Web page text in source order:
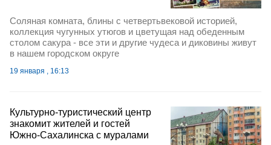
Соляная комната, блины с четвертьвековой историей,
коллекция чугунных утюгов и цветущая над обеденным
столом сакура - все эти и другие чудеса и диковины живут
в нашем городском округе
19 января , 16:13
Культурно-туристический центр
знакомит жителей и гостей
Южно-Сахалинска с муралами